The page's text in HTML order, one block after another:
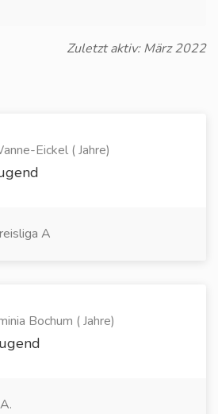
Zuletzt aktiv: März 2022
Eickel ( Jahre)
A
Bochum ( Jahre)